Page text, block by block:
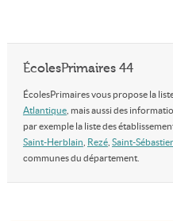
ÉcolesPrimaires 44
ÉcolesPrimaires vous propose la
Atlantique, mais aussi des
par exemple la liste des
Saint-Herblain Rezé, Saint-
communes du département.